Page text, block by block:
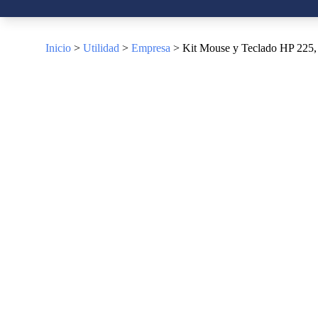
Inicio > Utilidad > Empresa > Kit Mouse y Teclado HP